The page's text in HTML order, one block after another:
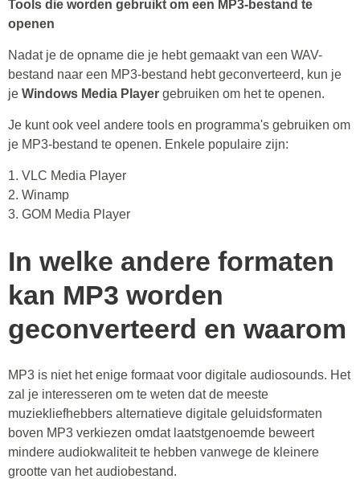
Tools die worden gebruikt om een ​​MP3-bestand te
openen
Nadat je de opname die je hebt gemaakt van een WAV-
bestand naar een MP3-bestand hebt geconverteerd, kun je
je Windows Media Player gebruiken om het te openen.
Je kunt ook veel andere tools en programma's gebruiken om
je MP3-bestand te openen. Enkele populaire zijn:
1. VLC Media Player
2. Winamp
3. GOM Media Player
In welke andere formaten
kan MP3 worden
geconverteerd en waarom
MP3 is niet het enige formaat voor digitale audiosounds. Het
zal je interesseren om te weten dat de meeste
muziekliefhebbers alternatieve digitale geluidsformaten
boven MP3 verkiezen omdat laatstgenoemde beweert
mindere audiokwaliteit te hebben vanwege de kleinere
grootte van het audiobestand.